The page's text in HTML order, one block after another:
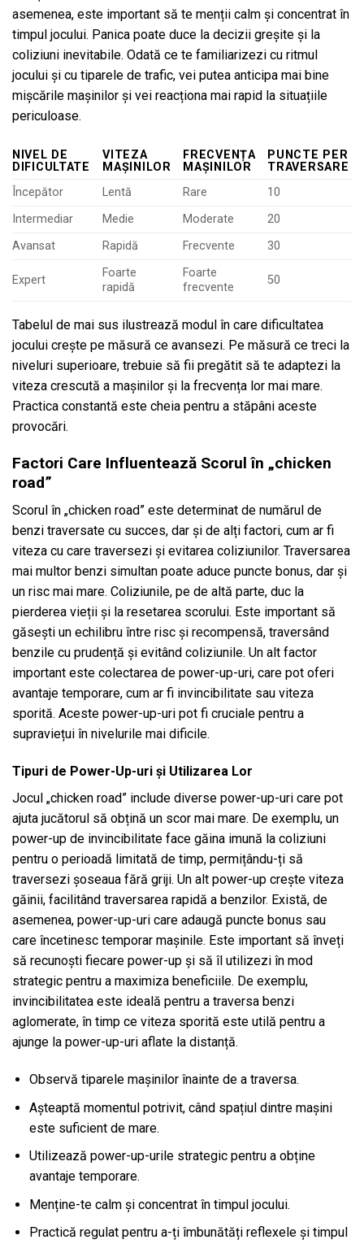
asemenea, este important să te menții calm și concentrat în
timpul jocului. Panica poate duce la decizii greșite și la
coliziuni inevitabile. Odată ce te familiarizezi cu ritmul
jocului și cu tiparele de trafic, vei putea anticipa mai bine
mișcările mașinilor și vei reacționa mai rapid la situațiile
periculoase.
NIVEL DE
DIFICULTATE
VITEZA
MAȘINILOR
FRECVENȚA
MAȘINILOR
PUNCTE PER
TRAVERSARE
Începător
Lentă Rare
10
Intermediar
Medie Moderate
20
Avansat
Rapidă Frecvente 30
Expert
Foarte
rapidă
Foarte
frecvente
50
Tabelul de mai sus ilustrează modul în care dificultatea
jocului crește pe măsură ce avansezi. Pe măsură ce treci la
niveluri superioare, trebuie să fii pregătit să te adaptezi la
viteza crescută a mașinilor și la frecvența lor mai mare.
Practica constantă este cheia pentru a stăpâni aceste
provocări.
Factori Care Influentează Scorul în „chicken
road”
Scorul în „chicken road” este determinat de numărul de
benzi traversate cu succes, dar și de alți factori, cum ar fi
viteza cu care traversezi și evitarea coliziunilor. Traversarea
mai multor benzi simultan poate aduce puncte bonus, dar și
un risc mai mare. Coliziunile, pe de altă parte, duc la
pierderea vieții și la resetarea scorului. Este important să
găsești un echilibru între risc și recompensă, traversând
benzile cu prudență și evitând coliziunile. Un alt factor
important este colectarea de power-up-uri, care pot oferi
avantaje temporare, cum ar fi invincibilitate sau viteza
sporită. Aceste power-up-uri pot fi cruciale pentru a
supraviețui în nivelurile mai dificile.
Tipuri de Power-Up-uri și Utilizarea Lor
Jocul „chicken road” include diverse power-up-uri care pot
ajuta jucătorul să obțină un scor mai mare. De exemplu, un
power-up de invincibilitate face găina imună la coliziuni
pentru o perioadă limitată de timp, permițându-ți să
traversezi șoseaua fără griji. Un alt power-up crește viteza
găinii, facilitând traversarea rapidă a benzilor. Există, de
asemenea, power-up-uri care adaugă puncte bonus sau
care încetinesc temporar mașinile. Este important să înveți
să recunoști fiecare power-up și să îl utilizezi în mod
strategic pentru a maximiza beneficiile. De exemplu,
invincibilitatea este ideală pentru a traversa benzi
aglomerate, în timp ce viteza sporită este utilă pentru a
ajunge la power-up-uri aflate la distanță.
Observă tiparele mașinilor înainte de a traversa.
Așteaptă momentul potrivit, când spațiul dintre mașini
este suficient de mare.
Utilizează power-up-urile strategic pentru a obține
avantaje temporare.
Menține-te calm și concentrat în timpul jocului.
Practică regulat pentru a-ți îmbunătăți reflexele și timpul